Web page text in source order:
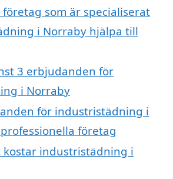
som är specialiserat
i Norraby hjälpa till
3 erbjudanden för
i Norraby
för industristädning i
företag
kostar industristädning i